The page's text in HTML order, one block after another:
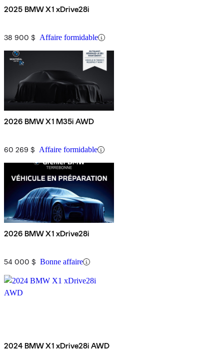
2025 BMW X1 xDrive28i
38 900 $ Affaire formidable
2026 BMW X1 M35i AWD
60 269 $ Affaire formidable
2026 BMW X1 xDrive28i
54 000 $ Bonne affaire
2024 BMW X1 xDrive28i AWD